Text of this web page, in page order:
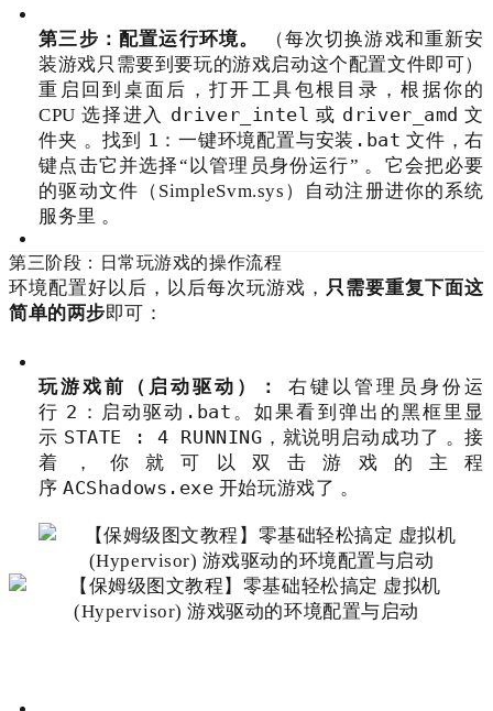
第三步：配置运行环境。
（每次切换游戏和重新安
装游戏只需要到要玩的游戏启动这个配置文件即可）
重启回到桌面后，打开工具包根目录，根据你的
CPU 选择进入 driver_intel 或 driver_amd 文
件夹 。找到 1：一键环境配置与安装.bat 文件，右
键点击它并选择“以管理员身份运行” 。它会把必要
的驱动文件（SimpleSvm.sys）自动注册进你的系统
服务里 。
第三阶段：日常玩游戏的操作流程
环境配置好以后，以后每次玩游戏， 只需要重复下面这
简单的两步即可：
玩游戏前（启动驱动）：
右键以管理员身份运
行 2：启动驱动.bat 。如果看到弹出的黑框里显
示 STATE : 4 RUNNING ，就说明启动成功了 。接
着，你就可以双击游戏的主程
序ACShadows.exe 开始玩游戏了 。